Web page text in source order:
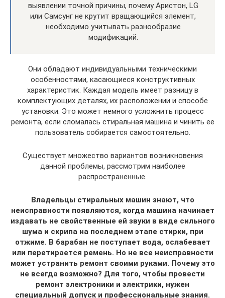
выявлении точной причины, почему Аристон, LG
или Самсунг не крутит вращающийся элемент,
необходимо учитывать разнообразие
модификаций.
Они обладают индивидуальными техническими
особенностями, касающиеся конструктивных
характеристик. Каждая модель имеет разницу в
комплектующих деталях, их расположении и способе
установки. Это может немного усложнить процесс
ремонта, если сломалась стиральная машина и чинить ее
пользователь собирается самостоятельно.
Существует множество вариантов возникновения
данной проблемы, рассмотрим наиболее
распространенные.
Владельцы стиральных машин знают, что
неисправности появляются, когда машина начинает
издавать не свойственные ей звуки в виде сильного
шума и скрипа на последнем этапе стирки, при
отжиме. В барабан не поступает вода, ослабевает
или перетирается ремень. Но не все неисправности
может устранить ремонт своими руками. Почему это
не всегда возможно? Для того, чтобы провести
ремонт электроники и электрики, нужен
специальный допуск и профессиональные знания.